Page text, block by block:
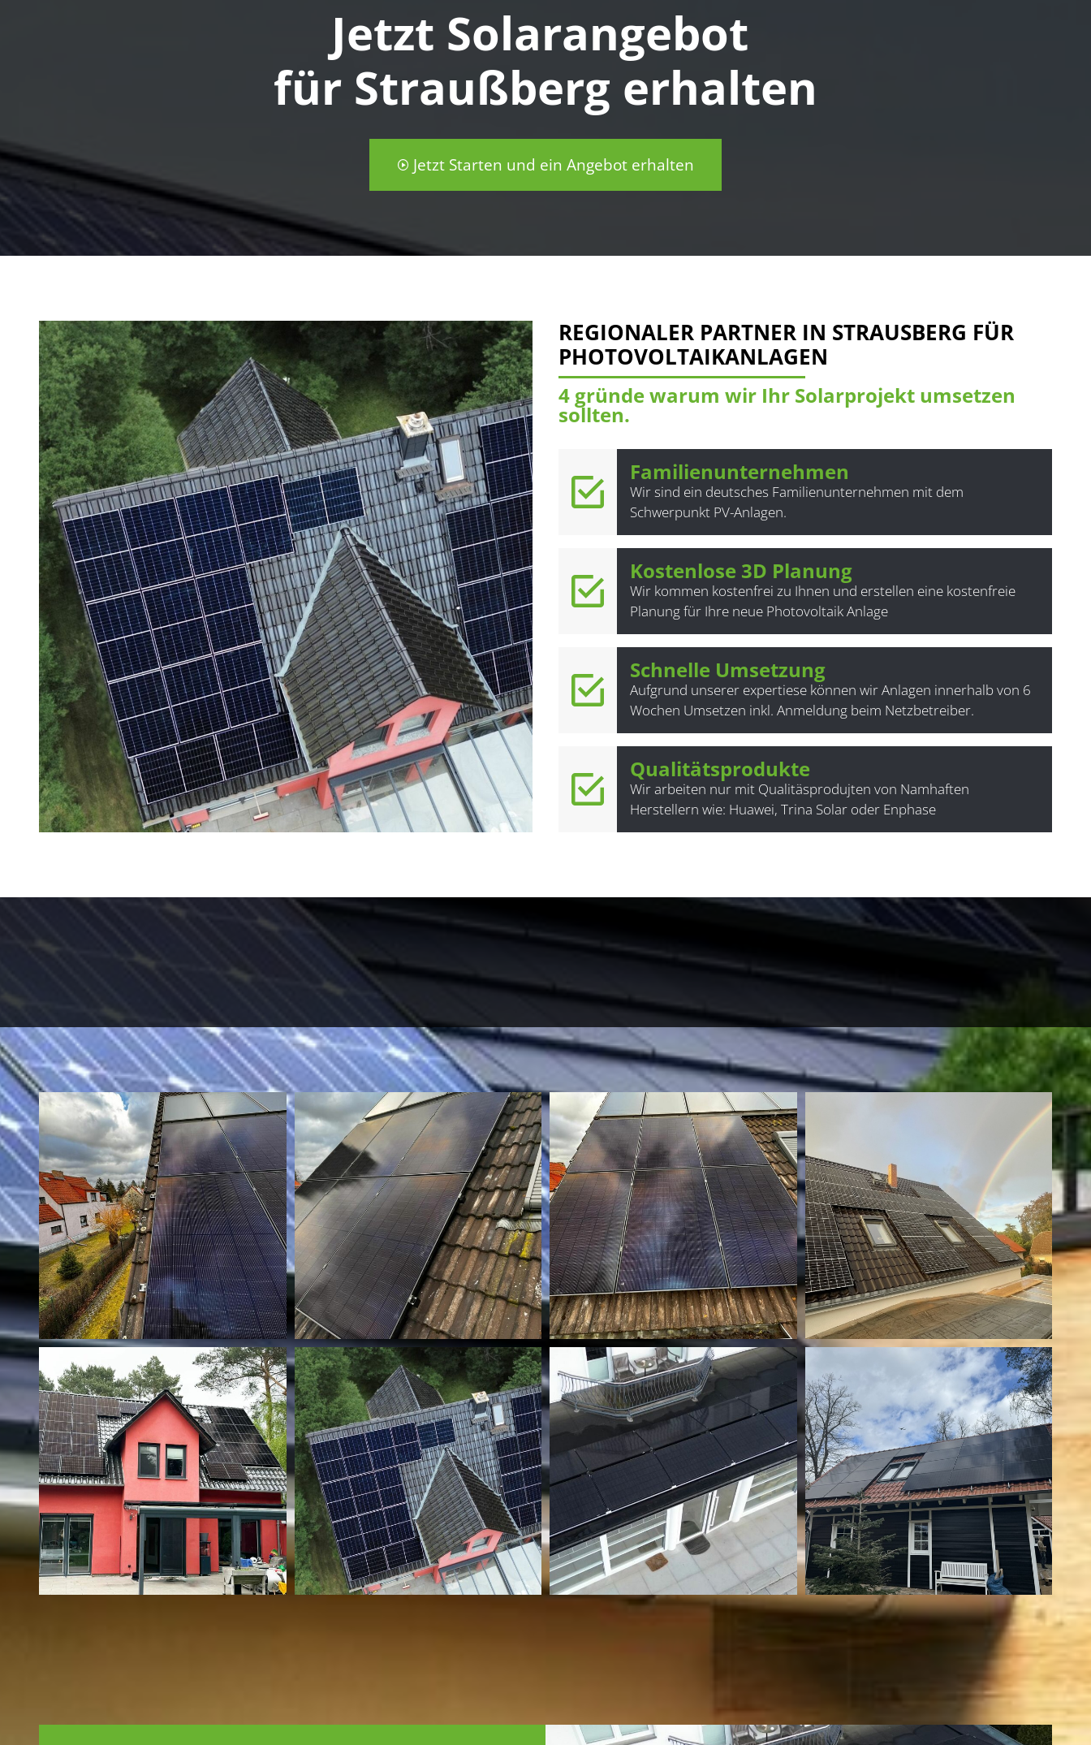
Jetzt Solarangebot
für Straußberg erhalten
Jetzt Starten und ein Angebot erhalten
REGIONALER PARTNER IN STRAUSBERG FÜR
PHOTOVOLTAIKANLAGEN
4 gründe warum wir Ihr Solarprojekt umsetzen
sollten.
Familienunternehmen
Wir sind ein deutsches Familienunternehmen mit dem
Schwerpunkt PV-Anlagen.
Kostenlose 3D Planung
Wir kommen kostenfrei zu Ihnen und erstellen eine kostenfreie
Planung für Ihre neue Photovoltaik Anlage
Schnelle Umsetzung
Aufgrund unserer expertiese können wir Anlagen innerhalb von 6
Wochen Umsetzen inkl. Anmeldung beim Netzbetreiber.
Qualitätsprodukte
Wir arbeiten nur mit Qualitäsprodujten von Namhaften
Herstellern wie: Huawei, Trina Solar oder Enphase